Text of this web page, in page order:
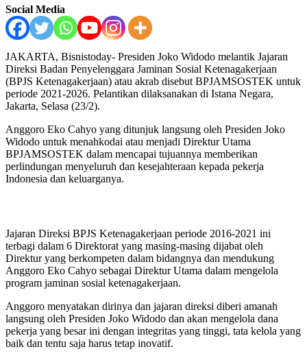
Social Media
JAKARTA, Bisnistoday- Presiden Joko Widodo melantik Jajaran
Direksi Badan Penyelenggara Jaminan Sosial Ketenagakerjaan
(BPJS Ketenagakerjaan) atau akrab disebut BPJAMSOSTEK untuk
periode 2021-2026. Pelantikan dilaksanakan di Istana Negara,
Jakarta, Selasa (23/2).
Anggoro Eko Cahyo yang ditunjuk langsung oleh Presiden Joko
Widodo untuk menahkodai atau menjadi Direktur Utama
BPJAMSOSTEK dalam mencapai tujuannya memberikan
perlindungan menyeluruh dan kesejahteraan kepada pekerja
Indonesia dan keluarganya.
Jajaran Direksi BPJS Ketenagakerjaan periode 2016-2021 ini
terbagi dalam 6 Direktorat yang masing-masing dijabat oleh
Direktur yang berkompeten dalam bidangnya dan mendukung
Anggoro Eko Cahyo sebagai Direktur Utama dalam mengelola
program jaminan sosial ketenagakerjaan.
Anggoro menyatakan dirinya dan jajaran direksi diberi amanah
langsung oleh Presiden Joko Widodo dan akan mengelola dana
pekerja yang besar ini dengan integritas yang tinggi, tata kelola yang
baik dan tentu saja harus tetap inovatif.